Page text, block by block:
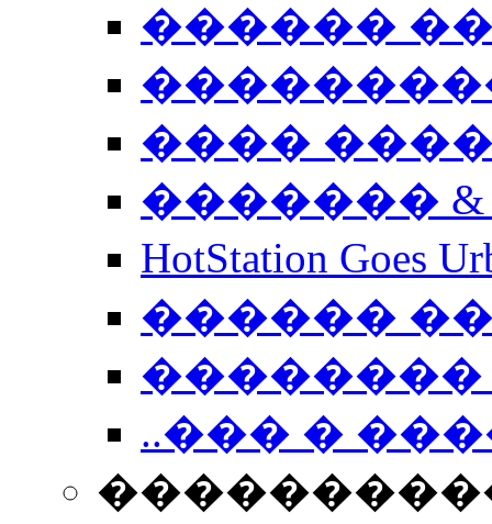
������
����
�������
HotStation
������
��������
..��� �
����������